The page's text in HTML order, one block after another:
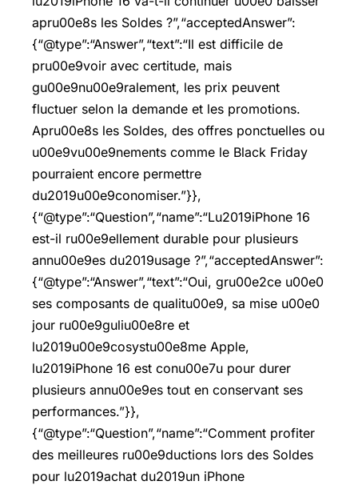
apru00e8s les Soldes ?”,“acceptedAnswer”:
{“@type”:“Answer”,“text”:“Il est difficile de
pru00e9voir avec certitude, mais
gu00e9nu00e9ralement, les prix peuvent
fluctuer selon la demande et les promotions.
Apru00e8s les Soldes, des offres ponctuelles ou
u00e9vu00e9nements comme le Black Friday
pourraient encore permettre
du2019u00e9conomiser.”}},
{“@type”:“Question”,“name”:“Lu2019iPhone 16
est-il ru00e9ellement durable pour plusieurs
annu00e9es du2019usage ?”,“acceptedAnswer”:
{“@type”:“Answer”,“text”:“Oui, gru00e2ce u00e0
ses composants de qualitu00e9, sa mise u00e0
jour ru00e9guliu00e8re et
lu2019u00e9cosystu00e8me Apple,
lu2019iPhone 16 est conu00e7u pour durer
plusieurs annu00e9es tout en conservant ses
performances.”}},
{“@type”:“Question”,“name”:“Comment profiter
des meilleures ru00e9ductions lors des Soldes
pour lu2019achat du2019un iPhone